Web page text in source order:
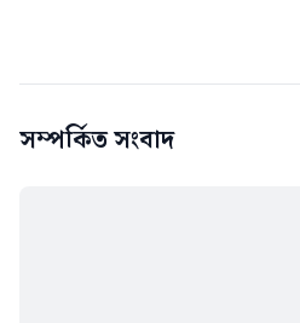
সম্পর্কিত সংবাদ